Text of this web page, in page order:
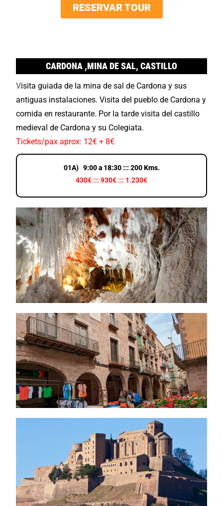
RESERVAR TOUR
CARDONA ,MINA DE SAL, CASTILLO
Visita guiada de la mina de sal de Cardona y sus
antiguas instalaciones. Visita del pueblo de Cardona y
comida en restaurante. Por la tarde visita del castillo
medieval de Cardona y su Colegiata.
Tickets/pax aprox: 12€ + 8€
01A) 9:00 a 18:30 ::: 200 Kms.
430€ ::: 930€ ::: 1.230€